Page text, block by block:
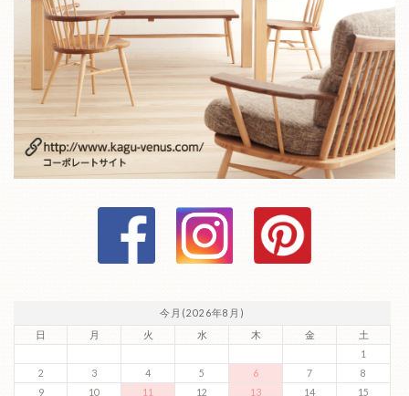
今月(2026年8月)
日
月 火 水 木 金
土
1
2
3 4 5 6 7
8
9
10 11 12 13 14 15